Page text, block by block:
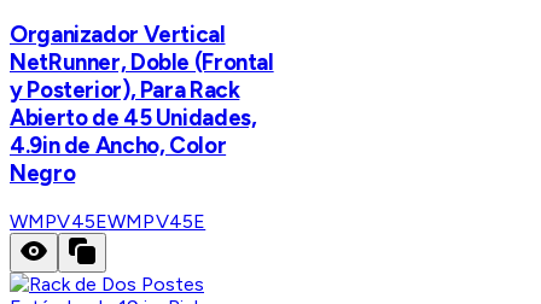
Organizador Vertical
NetRunner, Doble (Frontal
y Posterior), Para Rack
Abierto de 45 Unidades,
4.9in de Ancho, Color
Negro
WMPV45EWMPV45E